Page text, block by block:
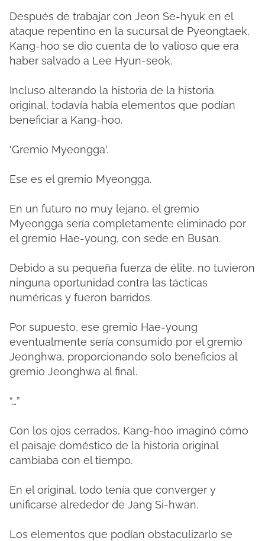
Después de trabajar con Jeon Se-hyuk en el
ataque repentino en la sucursal de Pyeongtaek,
Kang-hoo se dio cuenta de lo valioso que era
haber salvado a Lee Hyun-seok.
Incluso alterando la historia de la historia
original, todavía había elementos que podían
beneficiar a Kang-hoo.
'Gremio Myeongga'.
Ese es el gremio Myeongga.
En un futuro no muy lejano, el gremio
Myeongga sería completamente eliminado por
el gremio Hae-young, con sede en Busan.
Debido a su pequeña fuerza de élite, no tuvieron
ninguna oportunidad contra las tácticas
numéricas y fueron barridos.
Por supuesto, ese gremio Hae-young
eventualmente sería consumido por el gremio
Jeonghwa, proporcionando solo beneficios al
gremio Jeonghwa al final.
“…”
Con los ojos cerrados, Kang-hoo imaginó cómo
el paisaje doméstico de la historia original
cambiaba con el tiempo.
En el original, todo tenía que converger y
unificarse alrededor de Jang Si-hwan.
Los elementos que podían obstaculizarlo se